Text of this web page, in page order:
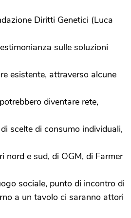
Diritti Genetici (Luca
sulle soluzioni
esistente, attraverso alcune
diventare rete,
scelte di consumo individuali,
nord e sud, di OGM, di Farmer
sociale, punto di incontro di
a un tavolo ci saranno attori